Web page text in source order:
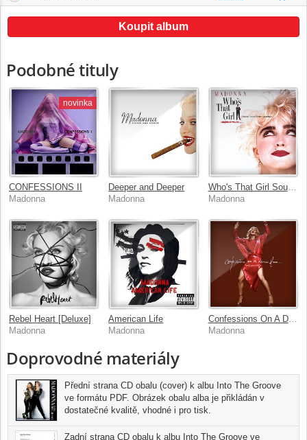
Koupit album
Podobné tituly
novinka
CONFESSIONS II
Madonna
Deeper and Deeper
Madonna
Who's That Girl Soundtrack
Madonna
Rebel Heart [Deluxe]
Madonna
American Life
Madonna
Confessions On A Dance Floor (Twenty Years Edition)
Madonna
Doprovodné materiály
Přední strana CD obalu (cover) k albu Into The Groove
ve formátu PDF. Obrázek obalu alba je přikládán v
dostatečné kvalitě, vhodné i pro tisk.
Zadní strana CD obalu k albu Into The Groove ve